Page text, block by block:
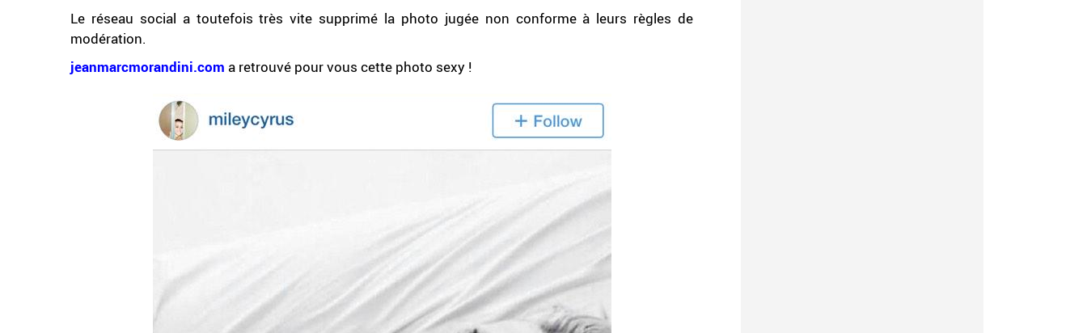
Le réseau social a toutefois très vite supprimé la photo jugée non conforme à leurs règles de
modération.
jeanmarcmorandini.com a retrouvé pour vous cette photo sexy !